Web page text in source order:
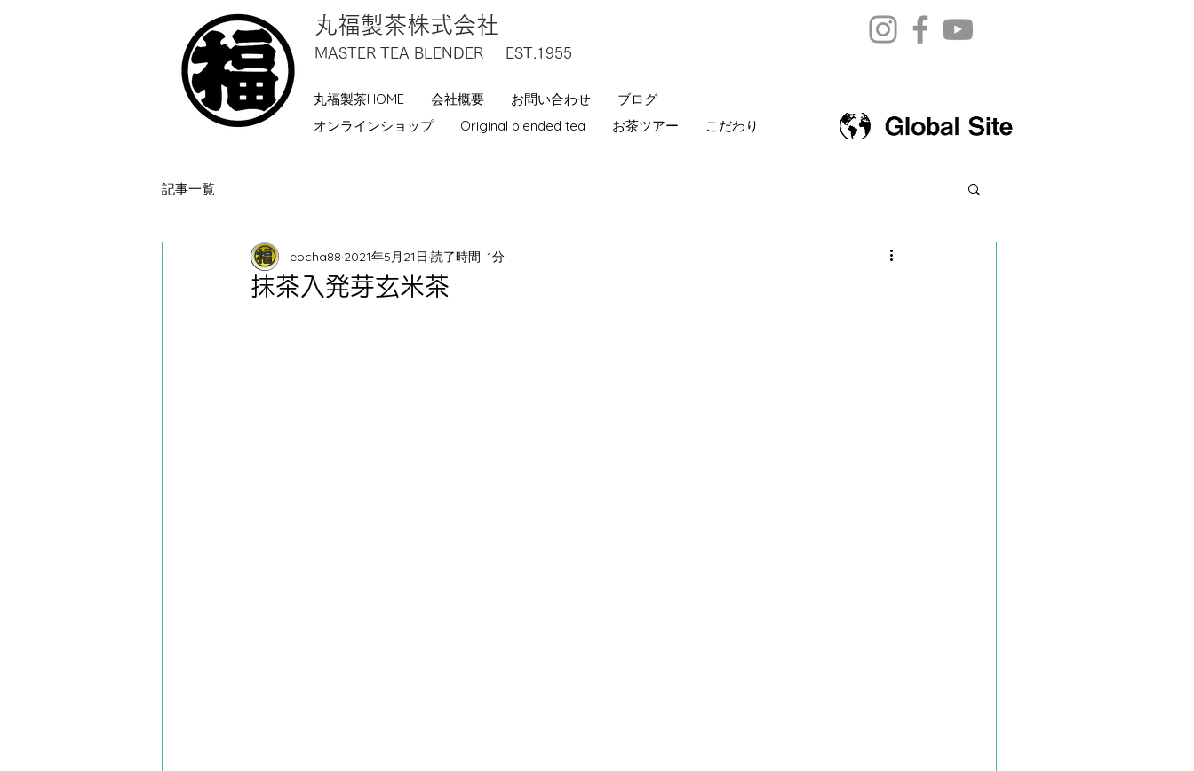
丸福製茶株式会社
MASTER TEA BLENDER EST.1955
丸福製茶HOME 会社概要 お問い合わせ
ブログ
オンラインショップ
Original blended tea お茶ツアー こだわり
記事一覧
抹茶入発芽玄米茶
eocha88 2021年5月21日 読了時間: 1分